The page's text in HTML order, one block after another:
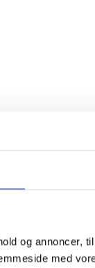
og annoncer,
med